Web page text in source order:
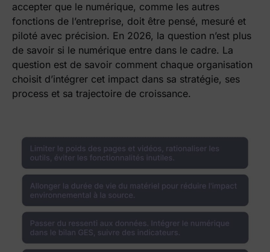
accepter que le numérique, comme les autres
fonctions de l’entreprise, doit être pensé, mesuré et
piloté avec précision. En 2026, la question n’est plus
de savoir si le numérique entre dans le cadre. La
question est de savoir comment chaque organisation
choisit d’intégrer cet impact dans sa stratégie, ses
process et sa trajectoire de croissance.